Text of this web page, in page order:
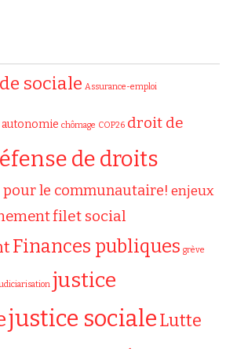
sociale Assurance-emploi
autonomie chômage COP26 droit de
de droits
pour le communautaire! enjeux
filet social
Finances publiques grève
justice
justice socialeLutte